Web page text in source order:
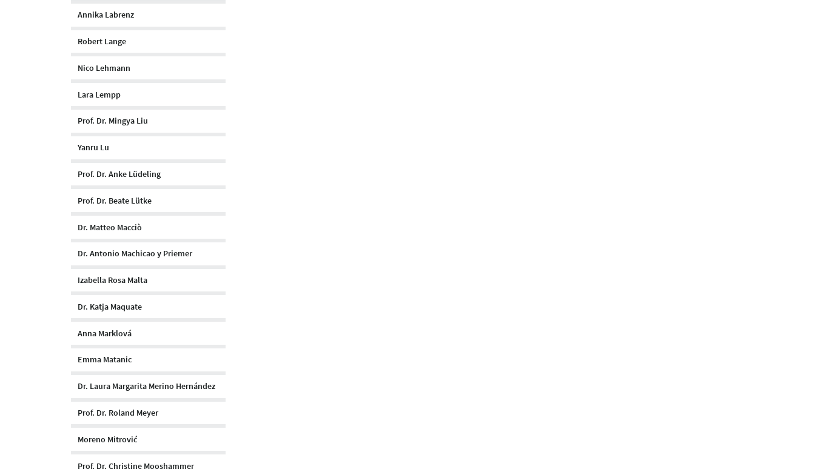
Annika Labrenz
Robert Lange
Nico Lehmann
Lara Lempp
Prof. Dr. Mingya Liu
Yanru Lu
Prof. Dr. Anke Lüdeling
Prof. Dr. Beate Lütke
Dr. Matteo Macciò
Dr. Antonio Machicao y Priemer
Izabella Rosa Malta
Dr. Katja Maquate
Anna Marklová
Emma Matanic
Dr. Laura Margarita Merino Hernández
Prof. Dr. Roland Meyer
Moreno Mitrović
Prof. Dr. Christine Mooshammer